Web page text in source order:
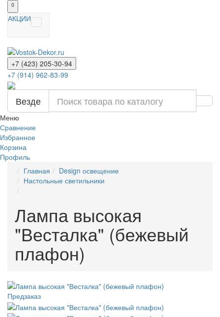
0
АКЦИИ
+7 (423) 205-30-94
+7 (914) 962-83-99
Везде
Меню
Сравнение
Избранное
Корзина
Профиль
Главная
Design освещение
Настольные светильники
Лампа высокая
"Весталка" (бежевый
плафон)
Предзаказ